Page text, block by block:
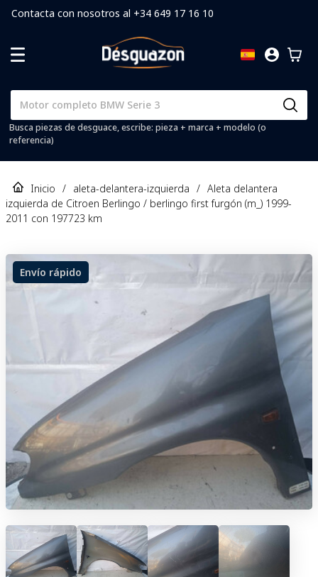
Contacta con nosotros al +34 649 17 16 10
Busca piezas de desguace, escribe: pieza + marca + modelo (o
referencia)
Inicio / aleta-delantera-izquierda / Aleta delantera
izquierda de Citroen Berlingo / berlingo first furgón (m_) 1999-
2011 con 197723 km
Envío rápido